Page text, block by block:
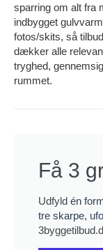
sparring om alt fra
indbygget
fotos/skits, så
dækker alle
tryghed,
rummet.
Få 3
Udfyld én
tre skarpe,